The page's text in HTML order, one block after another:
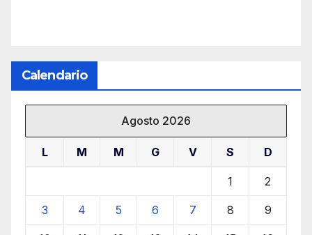
Calendario
Agosto 2026
L M M G V S D
1 2
3 4 5 6 7 8 9